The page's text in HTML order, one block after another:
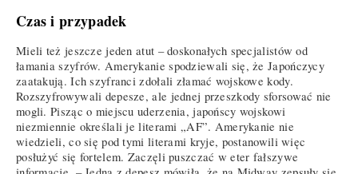
Czas i przypadek
Mieli też jeszcze jeden atut – doskonałych specjalistów od
łamania szyfrów. Amerykanie spodziewali się, że Japończycy
zaatakują. Ich szyfranci zdołali złamać wojskowe kody.
Rozszyfrowywali depesze, ale jednej przeszkody sforsować nie
mogli. Pisząc o miejscu uderzenia, japońscy wojskowi
niezmiennie określali je literami „AF”. Amerykanie nie
wiedzieli, co się pod tymi literami kryje, postanowili więc
posłużyć się fortelem. Zaczęli puszczać w eter fałszywe